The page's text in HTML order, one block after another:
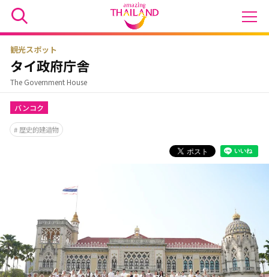
観光スポット
タイ政府庁舎
The Government House
バンコク
歴史的建造物